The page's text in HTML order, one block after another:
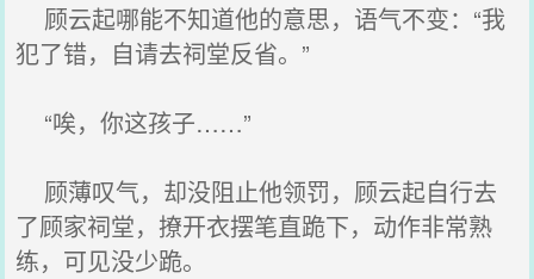
顾云起哪能不知道他的意思，语气不变：“我
犯了错，自请去祠堂反省。”
“唉，你这孩子……”
顾薄叹气，却没阻止他领罚，顾云起自行去
了顾家祠堂，撩开衣摆笔直跪下，动作非常熟
练，可见没少跪。